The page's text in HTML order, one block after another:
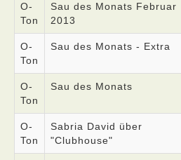
O-
Ton
Sau des Monats Februar
2013
O-
Ton
Sau des Monats - Extra
O-
Ton
Sau des Monats
O-
Ton
Sabria David über
"Clubhouse"